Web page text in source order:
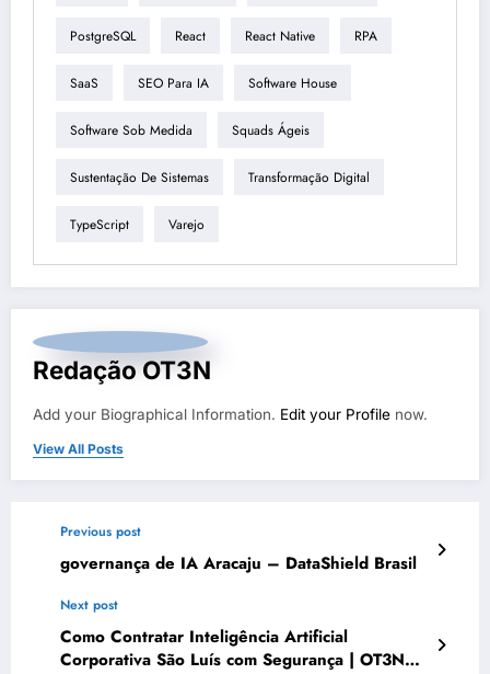
PostgreSQL React React Native RPA
SaaS SEO Para IA Software House
Software Sob Medida Squads Ágeis
Sustentação De Sistemas Transformação Digital
TypeScript Varejo
Redação OT3N
Add your Biographical Information. Edit your Profile now.
View All Posts
Previous post
governança de IA Aracaju – DataShield Brasil
Next post
Como Contratar Inteligência Artificial
Corporativa São Luís com Segurança | OT3N